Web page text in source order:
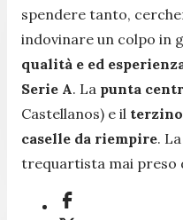
spendere tanto,
indovinare un colpo in
qualità e ed
Serie A. La punta
Castellanos) e il
caselle da riempire.
trequartista mai preso